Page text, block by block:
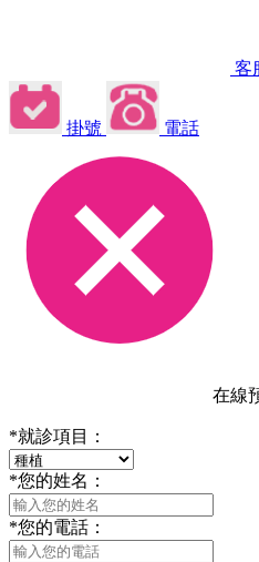
客
掛號 電話
在線
*就診項目：
*您的姓名：
*您的電話：